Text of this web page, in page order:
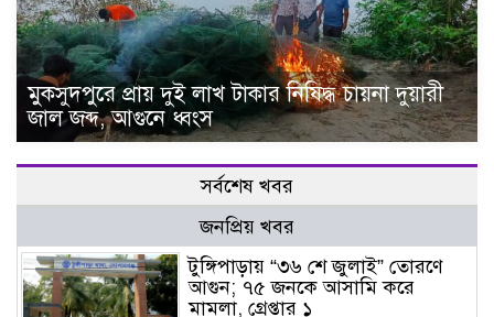
মুকসুদপুরে প্রায় দুই লাখ টাকার নিষিদ্ধ চায়না দুয়ারী
জাল জব্দ, আগুনে ধ্বংস
সর্বশেষ খবর
জনপ্রিয় খবর
টুঙ্গিপাড়ায় “৩৬ শে জুলাই” তোরণে
আগুন; ৭৫ জনকে আসামি করে
মামলা, গ্রেপ্তার ১